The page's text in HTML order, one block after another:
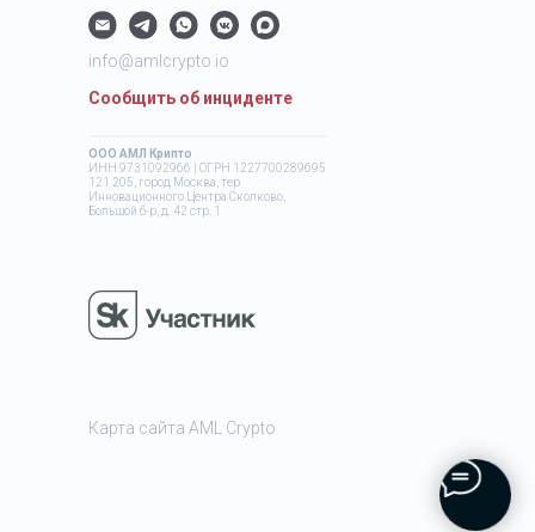
ООО АМЛ Крипто
ИНН 9731092966 | ОГРН 1227700289695
121 205, город Москва, тер
Инновационного Центра Сколково,
Большой б-р, д. 42 стр. 1
info@amlcrypto.io
Сообщить об инциденте
Карта сайта AML Crypto